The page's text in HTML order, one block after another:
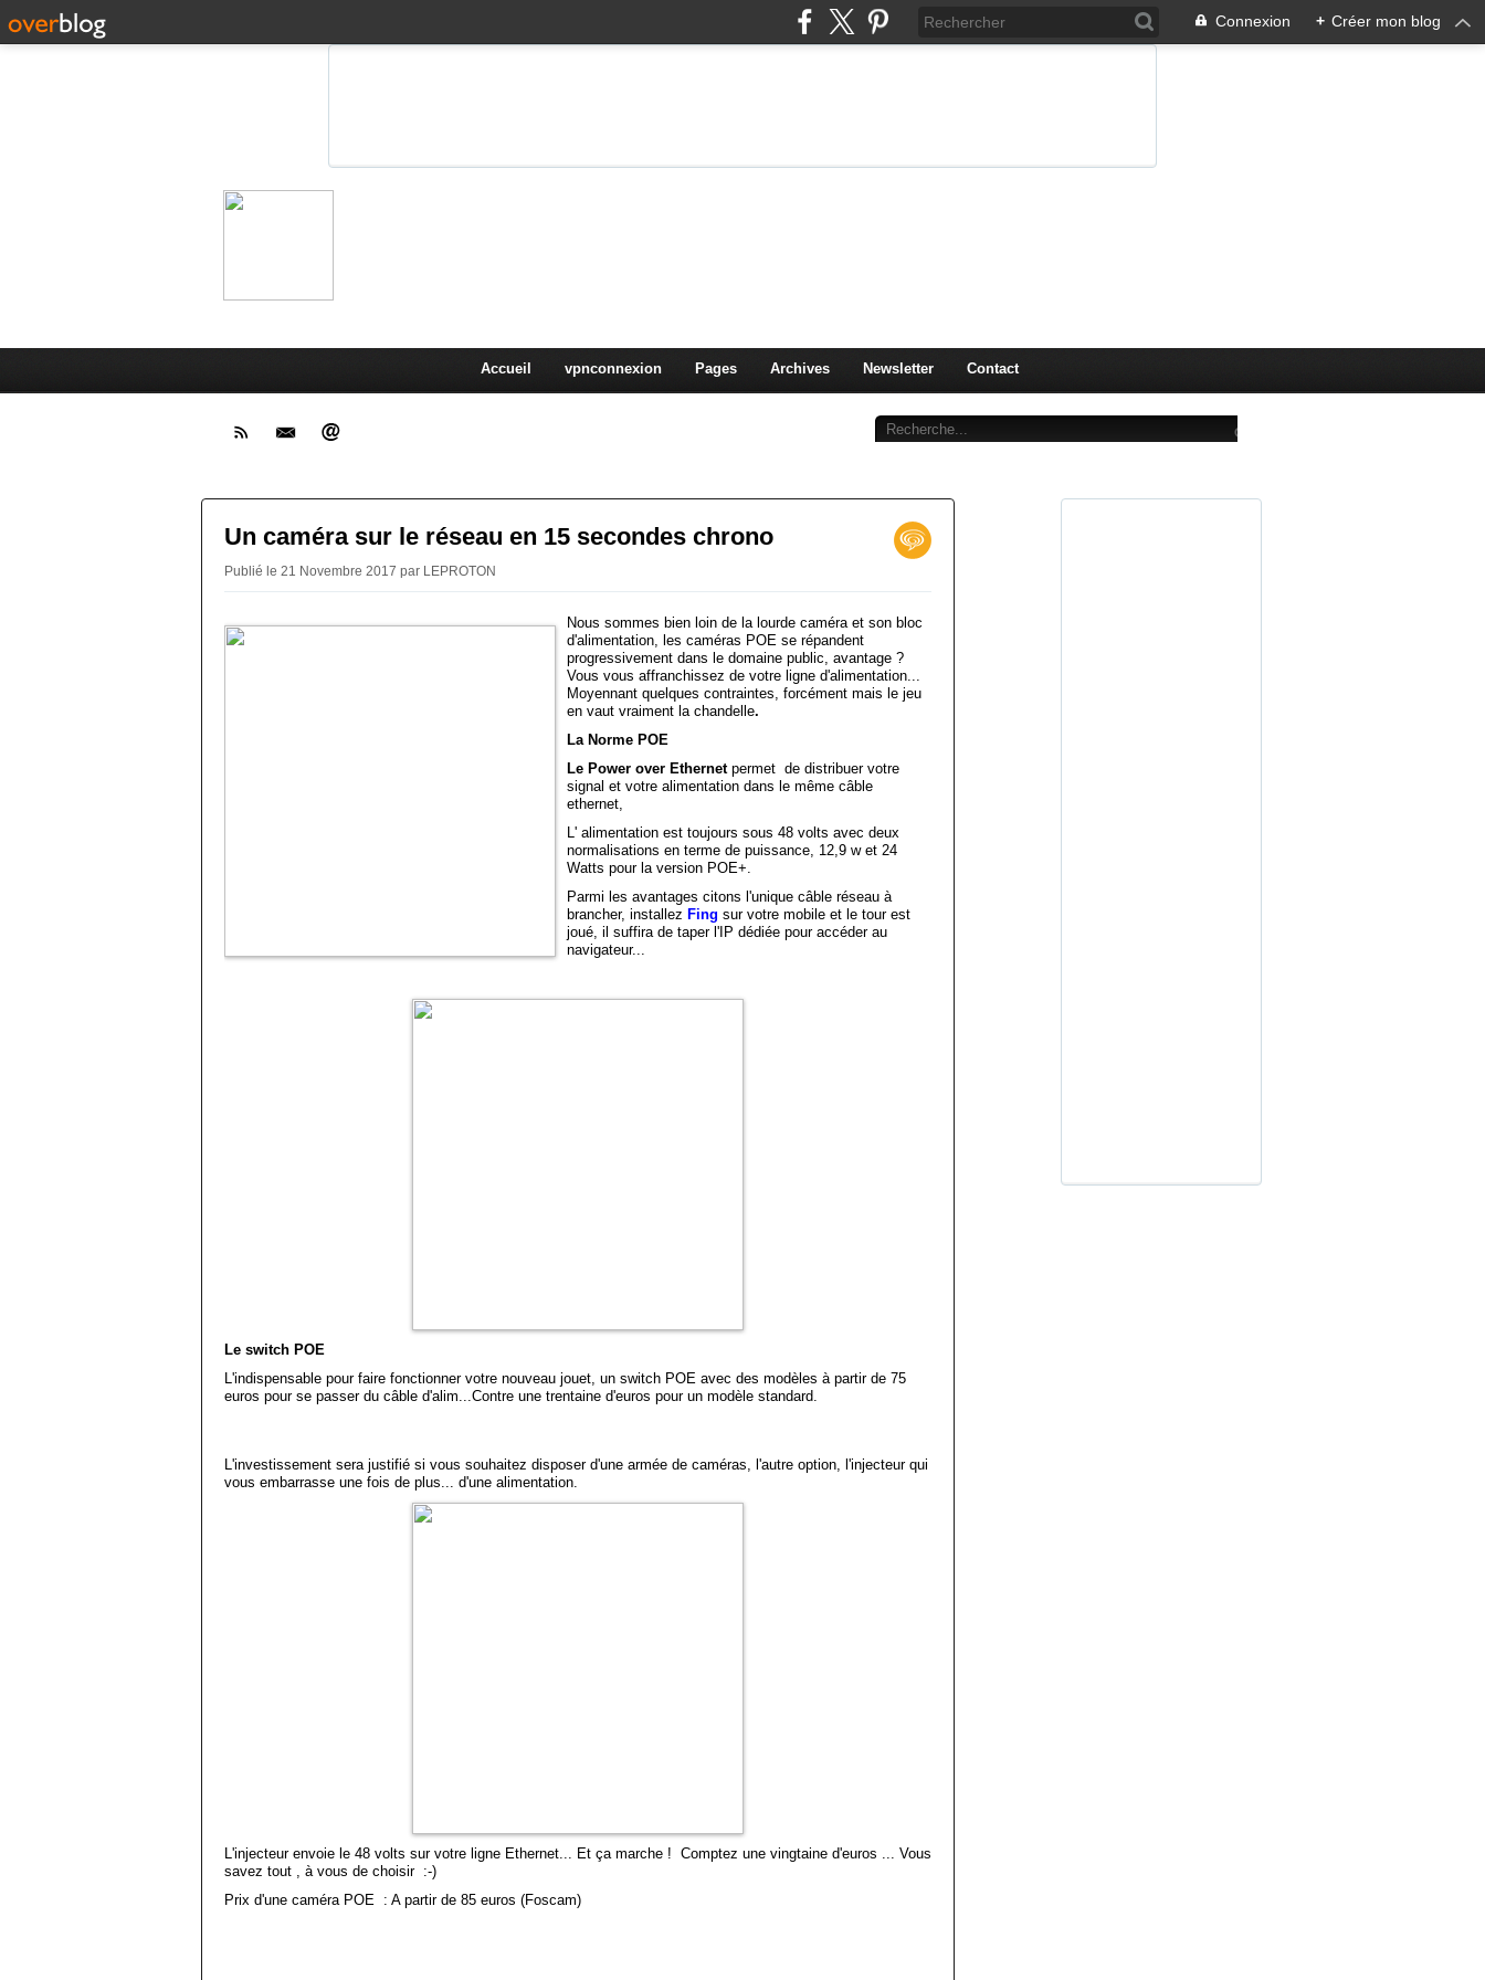
Connexion + Créer mon blog
Accueil vpnconnexion Pages Archives Newsletter Contact
Un caméra sur le réseau en 15 secondes chrono
Publié le 21 Novembre 2017 par LEPROTON
Nous sommes bien loin de la lourde caméra et son bloc
d'alimentation, les caméras POE se répandent
progressivement dans le domaine public, avantage ?
Vous vous affranchissez de votre ligne d'alimentation...
Moyennant quelques contraintes, forcément mais le jeu
en vaut vraiment la chandelle.
La Norme POE
Le Power over Ethernetpermet de distribuer votre
signal et votre alimentation dans le même câble
ethernet,
L' alimentation est toujours sous 48 volts avec deux
normalisations en terme de puissance, 12,9 w et 24
Watts pour la version POE+.
Parmi les avantages citons l'unique câble réseau à
brancher, installez Fing sur votre mobile et le tour est
joué, il suffira de taper l'IP dédiée pour accéder au
navigateur...
Le switch POE
L'indispensable pour faire fonctionner votre nouveau jouet, un switch POE avec des modèles à partir de 75
euros pour se passer du câble d'alim...Contre une trentaine d'euros pour un modèle standard.
L'investissement sera justifié si vous souhaitez disposer d'une armée de caméras, l'autre option, l'injecteur qui
vous embarrasse une fois de plus... d'une alimentation.
L'injecteur envoie le 48 volts sur votre ligne Ethernet... Et ça marche ! Comptez une vingtaine d'euros ... Vous
savez tout , à vous de choisir :-)
Prix d'une caméra POE : A partir de 85 euros (Foscam)